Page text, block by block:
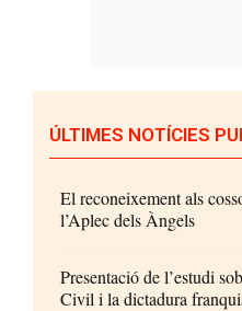
ÚLTIMES NOTÍCIES
El reconeixement als
l’Aplec dels Àngels
Presentació de l’estudi
Civil i la dictadura